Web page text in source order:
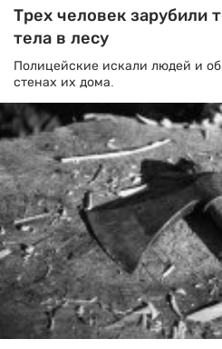
Трех человек зарубили
тела в лесу
Полицейские искали людей и
стенах их дома.